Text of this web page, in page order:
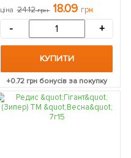
ціна 24.12грн 18.09 грн
- +
КУПИТИ
+0.72 грн бонусів за покупку